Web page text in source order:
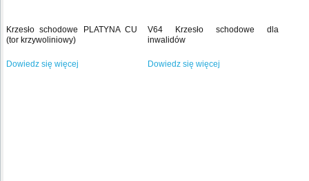
Krzesło schodowe PLATYNA CU
(tor krzywoliniowy)
Dowiedz się więcej
V64 Krzesło schodowe dla
inwalidów
Dowiedz się więcej